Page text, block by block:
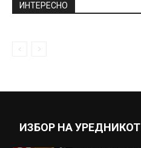
ИНТЕРЕСНО
ИЗБОР НА УРЕДНИКОТ